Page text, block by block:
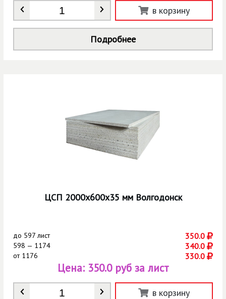
Количество в корзину
Подробнее
ЦСП 2000х600х35 мм Волгодонск
до 597 лист 350.0
598 — 1174 340.0
от1176 330.0
Количество
Цена: 350.0 руб за лист
в корзину